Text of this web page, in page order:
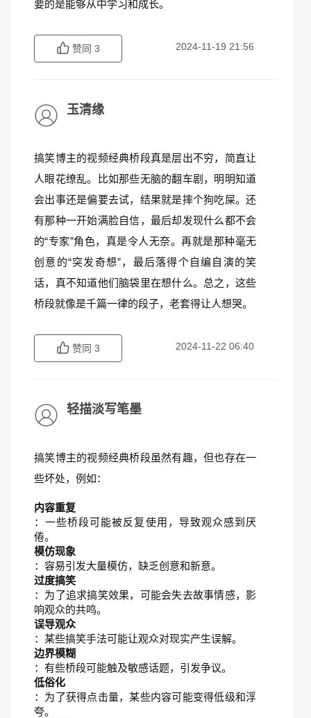
要的是能够从中学习和成长。
赞同 3 2024-11-19 21:56
玉清缘
搞笑博主的视频经典桥段真是层出不穷，简直让
人眼花缭乱。比如那些无脑的翻车剧，明明知道
会出事还是偏要去试，结果就是摔个狗吃屎。还
有那种一开始满脸自信，最后却发现什么都不会
的“专家”角色，真是令人无奈。再就是那种毫无
创意的“突发奇想”，最后落得个自编自演的笑
话，真不知道他们脑袋里在想什么。总之，这些
桥段就像是千篇一律的段子，老套得让人想哭。
赞同 3 2024-11-22 06:40
轻描淡写笔墨
搞笑博主的视频经典桥段虽然有趣，但也存在一
些坏处，例如：
内容重复
：一些桥段可能被反复使用，导致观众感到厌
倦。
模仿现象
：容易引发大量模仿，缺乏创意和新意。
过度搞笑
：为了追求搞笑效果，可能会失去故事情感，影
响观众的共鸣。
误导观众
：某些搞笑手法可能让观众对现实产生误解。
边界模糊
：有些桥段可能触及敏感话题，引发争议。
低俗化
：为了获得点击量，某些内容可能变得低级和浮
夸。